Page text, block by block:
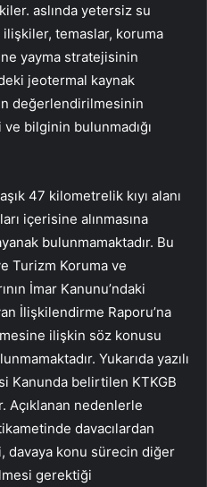
aslında yetersiz su
ilişkiler, temaslar, koruma
yayma stratejisinin
jeotermal kaynak
değerlendirilmesinin
bilginin bulunmadığı
47 kilometrelik kıyı alanı
içerisine alınmasına
bulunmamaktadır. Bu
Turizm Koruma ve
İmar Kanunu’ndaki
İlişkilendirme Raporu’na
ilişkin söz konusu
Yukarıda yazılı
Kanunda belirtilen KTKGB
Açıklanan nedenlerle
davacılardan
davaya konu sürecin diğer
gerektiği